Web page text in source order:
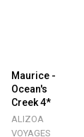
Maurice -
Ocean's
Creek 4*
ALIZOA
VOYAGES